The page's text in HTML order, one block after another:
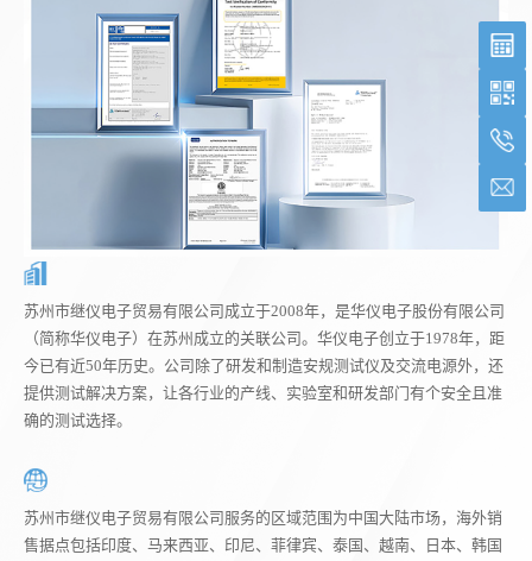
苏州市继仪电子贸易有限公司成立于2008年，是华仪电子股份有限公司
（简称华仪电子）在苏州成立的关联公司。华仪电子创立于1978年，距
今已有近50年历史。公司除了研发和制造安规测试仪及交流电源外，还
提供测试解决方案，让各行业的产线、实验室和研发部门有个安全且准
确的测试选择。
苏州市继仪电子贸易有限公司服务的区域范围为中国大陆市场，海外销
售据点包括印度、马来西亚、印尼、菲律宾、泰国、越南、日本、韩国